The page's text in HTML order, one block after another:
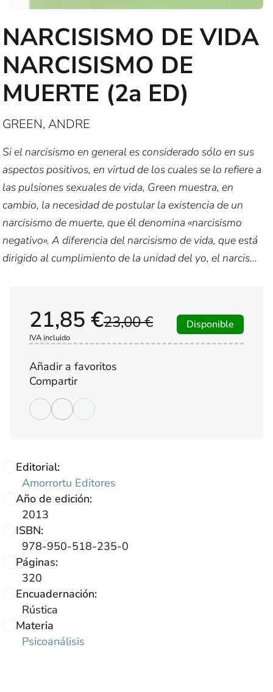
NARCISISMO DE VIDA
NARCISISMO DE
MUERTE (2a ED)
GREEN, ANDRE
Si el narcisismo en general es considerado sólo en sus
aspectos positivos, en virtud de los cuales se lo refiere a
las pulsiones sexuales de vida, Green muestra, en
cambio, la necesidad de postular la existencia de un
narcisismo de muerte, que él denomina «narcisismo
negativo». A diferencia del narcisismo de vida, que está
dirigido al cumplimiento de la unidad del yo, el narcis...
Editorial:
Amorrortu Editores
Año de edición:
2013
ISBN:
978-950-518-235-0
Páginas:
320
Encuadernación:
Rústica
Materia
Psicoanálisis
23,00 €
21,85 €
IVA incluido
Disponible
Añadir a favoritos
Compartir